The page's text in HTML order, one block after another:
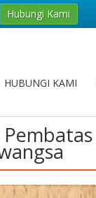
HUBUNGI KAMI
Hubungi Kami